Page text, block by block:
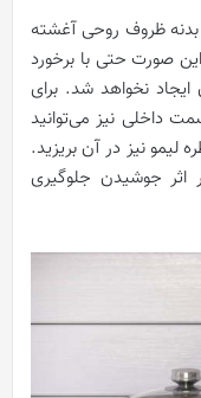
ظروف روحی آغشته
صورت حتی با برخورد
نخواهد شد. برای
داخلی نیز می‌توانید
نیز در آن بریزید.
اثر جوشیدن جلوگیری